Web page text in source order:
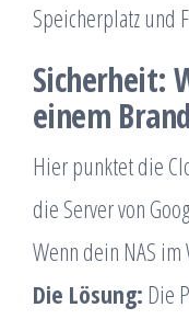
Speicherplatz und
Sicherheit:
einem
Hier punktet die
die Server von
Wenn dein NAS
Die Lösung: Die